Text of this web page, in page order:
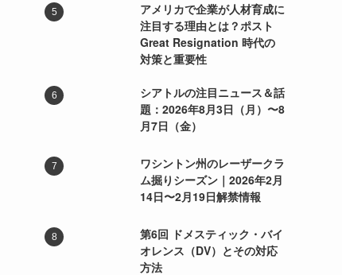
アメリカで企業が人材育成に
注目する理由とは？ポスト
Great Resignation 時代の
対策と重要性
シアトルの注目ニュース＆話
題：2026年8月3日（月）〜8
月7日（金）
ワシントン州のレーザークラ
ム掘りシーズン｜2026年2月
14日〜2月19日解禁情報
第6回 ドメスティック・バイ
オレンス（DV）とその対応
方法